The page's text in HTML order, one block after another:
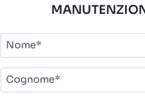
Nome*
Cognome*